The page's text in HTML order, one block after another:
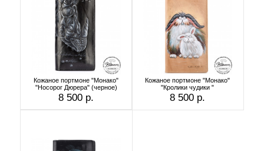
Кожаное портмоне "Монако"
"Носорог Дюрера" (черное)
8 500 р.
Кожаное портмоне "Монако"
"Кролики чудики "
8 500 р.